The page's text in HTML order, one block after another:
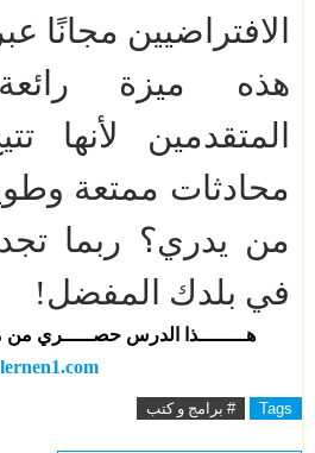
الافتراضيين مجانًا عبر
هذه ميزة رائعة
المتقدمين لأنها
محادثات ممتعة
من يدري؟ ربما
في بلدك المفضل!
هــــــــذا الدرس حصـــــري
lernen1.com
Tags # برامج و كتب